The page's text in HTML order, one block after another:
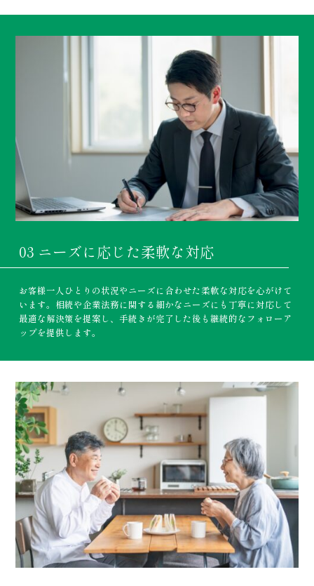
03 ニーズに応じた柔軟な対応
お客様一人ひとりの状況やニーズに合わせた柔軟な対応を心がけて
います。相続や企業法務に関する細かなニーズにも丁寧に対応して
最適な解決策を提案し、手続きが完了した後も継続的なフォローア
ップを提供します。